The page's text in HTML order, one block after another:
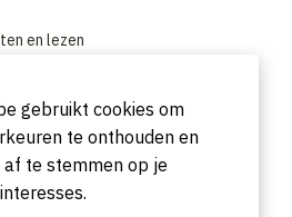
en lezen
gebruikt cookies om
te onthouden en
te stemmen op je
interesses.